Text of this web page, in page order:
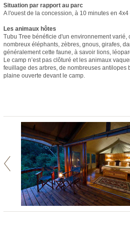
Situation par rapport au parc
A l'ouest de la concession, à 10 minutes en
Les animaux hôtes
Tubu Tree bénéficie d'un environnement varié,
nombreux éléphants, zèbres, gnous, girafes,
généralement cette faune, à savoir lions,
Le camp n’est pas clôturé et les animaux
feuillage des arbres, de nombreuses antilopes
plaine ouverte devant le camp.